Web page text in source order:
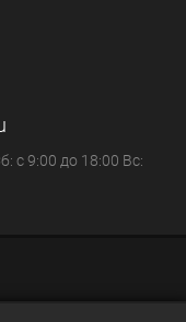
с 9:00 до 18:00 Вс: